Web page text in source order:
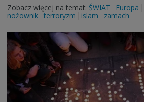
Zobacz więcej na temat: ŚWIAT Europa
nożownik terroryzm islam zamach